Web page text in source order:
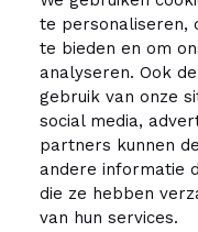
te personaliseren,
te bieden en om
analyseren. Ook
gebruik van onze
social media,
partners kunnen
andere informatie
die ze hebben
van hun services.